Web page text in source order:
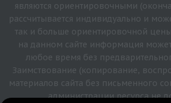
являются ориентировочными
рассчитывается индивидуально и
так и больше ориентировочной
на данном сайте информация
любое время без
Заимствование (копирование,
материалов сайта без письменного
администрации ресурса не